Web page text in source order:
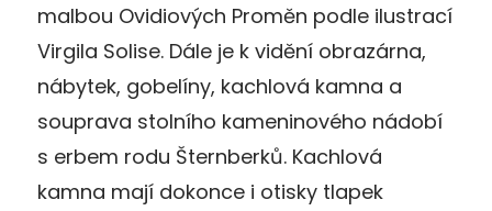
malbou Ovidiových Proměn podle ilustrací
Virgila Solise. Dále je k vidění obrazárna,
nábytek, gobelíny, kachlová kamna a
souprava stolního kameninového nádobí
s erbem rodu Šternberků. Kachlová
kamna mají dokonce i otisky tlapek